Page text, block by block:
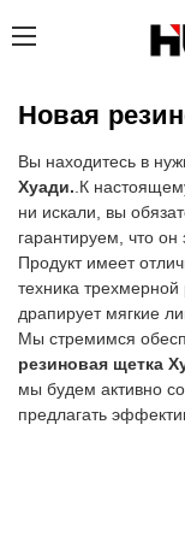
Новая
Вы находитесь в
Хуади..К
ни искали, вы
гарантируем, что он
Продукт имеет
техника
драпирует мягкие
Мы стремимся
резиновая щетка
мы будем активно
предлагать